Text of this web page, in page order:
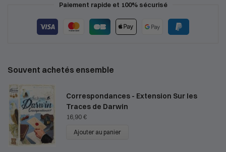
Paiement rapide et 100% sécurisé
Souvent achetés ensemble
Correspondances - Extension Sur les
Traces de Darwin
16,90€
Ajouter au panier